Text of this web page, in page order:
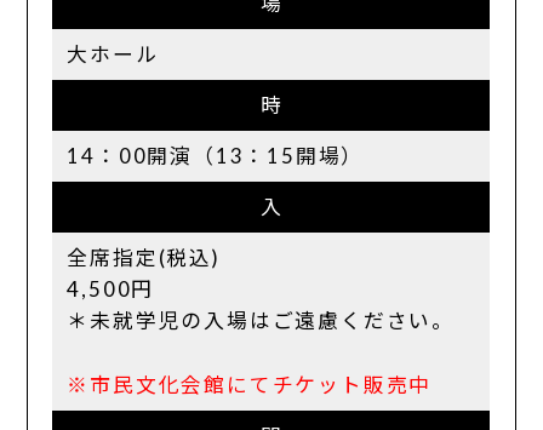
大ホール
時
14：00開演（13：15開場）
入
全席指定(税込)
4,500円
＊未就学児の入場はご遠慮ください。
※市民文化会館にてチケット販売中